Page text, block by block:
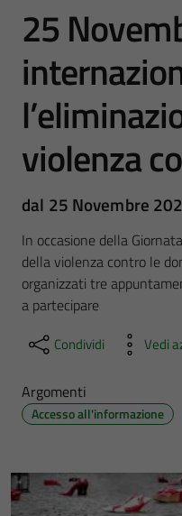
25
violenza
dal 25 Novembre
In occasione della
della violenza contro le
organizzati tre
a partecipare
Condividi Vedi
Argomenti
Accesso all'informazione